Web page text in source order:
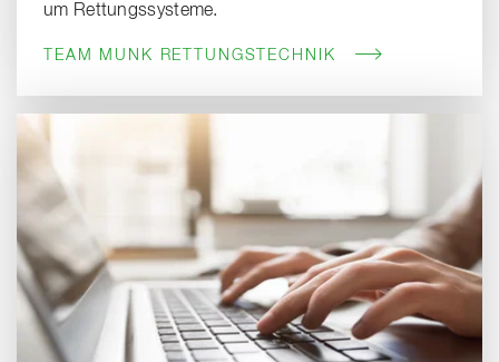
um Rettungssysteme.
TEAM MUNK RETTUNGSTECHNIK